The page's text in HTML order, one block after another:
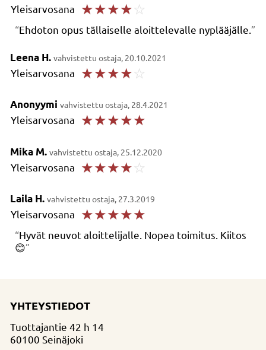
Yleisarvosana ☆☆☆☆☆
Ehdoton opus tällaiselle aloittelevalle nyplääjälle.
Leena H. vahvistettu ostaja, 20.10.2021
Yleisarvosana ☆☆☆☆☆
Anonyymi vahvistettu ostaja, 28.4.2021
Yleisarvosana ☆☆☆☆☆
Mika M. vahvistettu ostaja, 25.12.2020
Yleisarvosana ☆☆☆☆☆
Laila H. vahvistettu ostaja, 27.3.2019
Yleisarvosana ☆☆☆☆☆
Hyvät neuvot aloittelijalle. Nopea toimitus. Kiitos
😊
YHTEYSTIEDOT
Tuottajantie 42 h 14
60100 Seinäjoki